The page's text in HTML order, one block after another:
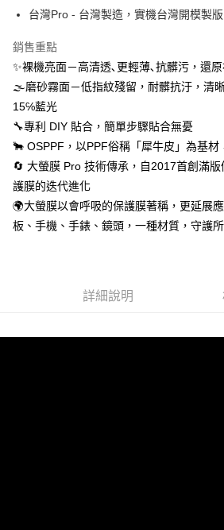
台灣Pro - 台灣製造，實機台灣開模製版
銷售重點
✨裸機亮面－高清透､更輕薄､抗髒污，還
🌫磨砂霧面－低指紋殘留，耐髒抗汙，清
15℅藍光
🔧專利 DIY 貼合，簡單步驟貼合無憂
🐂 OSPPF，以PPF俗稱「犀牛皮」為基
🔄 大螢膜 Pro 技術傳承，自2017首創滿
護膜的迭代進化
🌍大螢膜以會呼吸的保護膜著稱，更延展
板、手機、手錶、鏡頭，一種材質，守護所
詳細說明